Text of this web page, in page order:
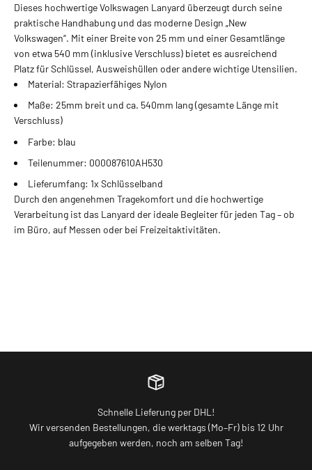
Dieses hochwertige Volkswagen Lanyard überzeugt durch seine
praktische Handhabung und das moderne Design „New
Volkswagen“. Mit einer Breite von 25 mm und einer Gesamtlänge
von etwa 540 mm (inklusive Verschluss) bietet es ausreichend
Platz für Schlüssel, Ausweishüllen oder andere wichtige Utensilien.
Material: Strapazierfähiges Nylon
Maße: 25mm breit und ca. 540mm lang (gesamte Länge mit
Verschluss)
Farbe: blau
Teilenummer: 000087610AH530
Lieferumfang: 1x Schlüsselband
Durch den angenehmen Tragekomfort und die hochwertige
Verarbeitung ist das Lanyard der ideale Begleiter für jeden Tag – ob
im Büro, auf Messen oder bei Freizeitaktivitäten.
Schnelle Lieferung per DHL!
Wir versenden Bestellungen, die werktags (Mo–Fr) bis 12 Uhr
aufgegeben werden, noch am selben Tag!